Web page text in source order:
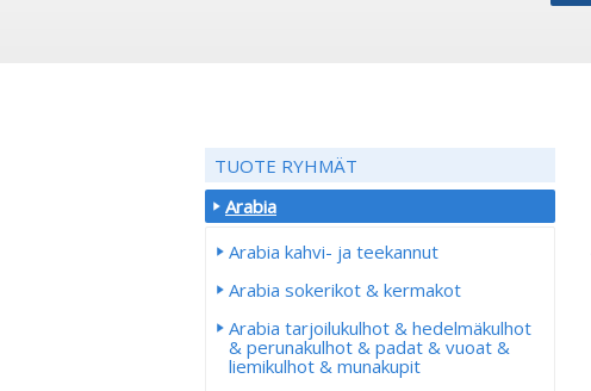
TUOTE RYHMÄT
Arabia
Arabia kahvi- ja teekannut
Arabia sokerikot & kermakot
Arabia tarjoilukulhot & hedelmäkulhot
& perunakulhot & padat & vuoat &
liemikulhot & munakupit